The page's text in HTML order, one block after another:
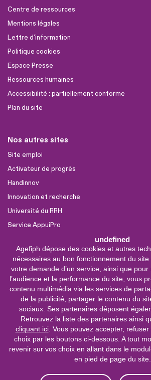
undefined
Agefiph dépose des cookies et autres
nécessaires au bon fonctionnement du
votre demande d’un service, ainsi que
l’audience et la performance du site, vous
contenu multimédia via les services de
de la publicité, partager le contenu du
sociaux. Ses partenaires déposent
Retrouvez la liste des partenaires ainsi
cliquant ici. Vous pouvez accepter,
choix par les boutons ci-dessous. A tout
revenir sur vos choix en allant dans le
en pied de page du site.
Centre de ressources
Mentions légales
Lettre d'information
Politique cookies
Espace Presse
Ressources humaines
Accessibilité : partiellement conforme
Plan du site
Nos autres sites
Site emploi
Activateur de progrès
Handinnov
Innovation et recherche
Université du RRH
Service AppuiPro
Nous suivre
Youtube
Linkedin
Facebook
0 800 11 10 09
Service &
appel gratuits
Nous contacter